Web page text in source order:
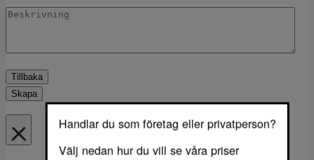
Tillbaka
Skapa
Handlar du som företag eller privatperson?
Välj nedan hur du vill se våra priser